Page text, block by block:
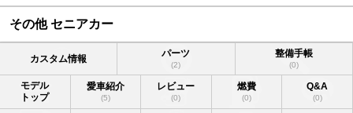
その他 セニアカー
カスタム情報 パーツ
(2)
整備手帳
(0)
モデル
トップ
愛車紹介
(5)
レビュー
(0)
燃費
(0)
Q&A
(0)